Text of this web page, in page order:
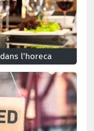
l'horeca